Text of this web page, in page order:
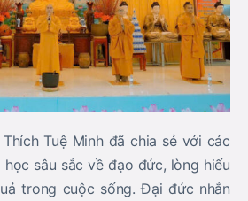
Tuệ Minh đã chia sẻ với các
học sâu sắc về đạo đức, lòng hiếu
trong cuộc sống. Đại đức nhắn